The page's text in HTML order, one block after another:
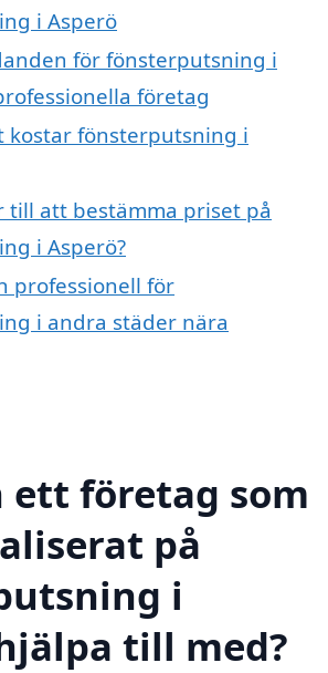
i Asperö
för fönsterputsning i
företag
kostar fönsterputsning i
till att bestämma priset på
i Asperö?
professionell för
i andra städer nära
ett företag som
på
i
till med?